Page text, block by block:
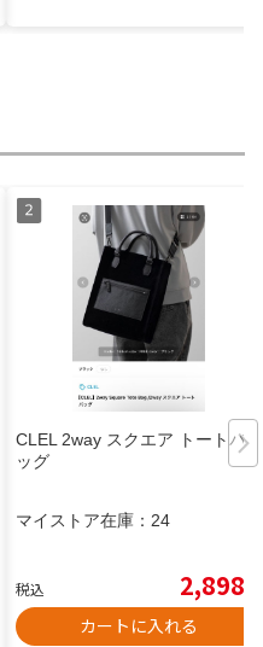
CLEL 2way スクエア トートバ
ッグ
マイストア在庫： 24
税込 2,898
カートに入れる